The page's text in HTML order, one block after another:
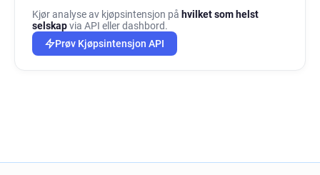
Kjør analyse av kjøpsintensjon på hvilket som helst
selskapvia API eller dashbord.
Prøv Kjøpsintensjon API